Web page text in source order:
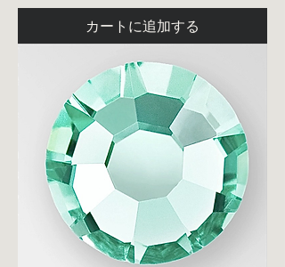
カートに追加する